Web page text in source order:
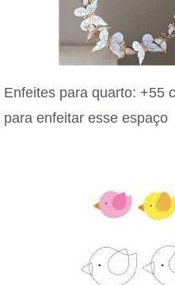
Enfeites para quarto: +55
para enfeitar esse espaço